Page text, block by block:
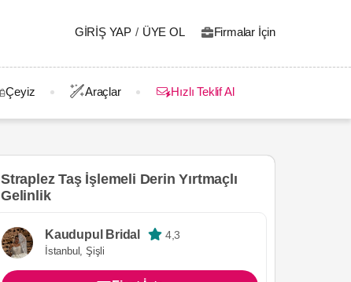
GIRIŞ YAP / ÜYE OL Firmalar İçin
Çeyiz Araçlar Hızlı Teklif Al
Straplez Taş İşlemeli Derin Yırtmaçlı
Gelinlik
Kaudupul Bridal 4,3
İstanbul, Şişli